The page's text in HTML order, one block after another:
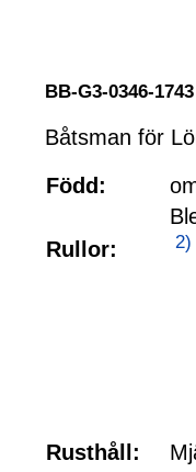
BB-G3-0346-
Båtsman för
Född:
Rullor: 2)
Rusthåll: